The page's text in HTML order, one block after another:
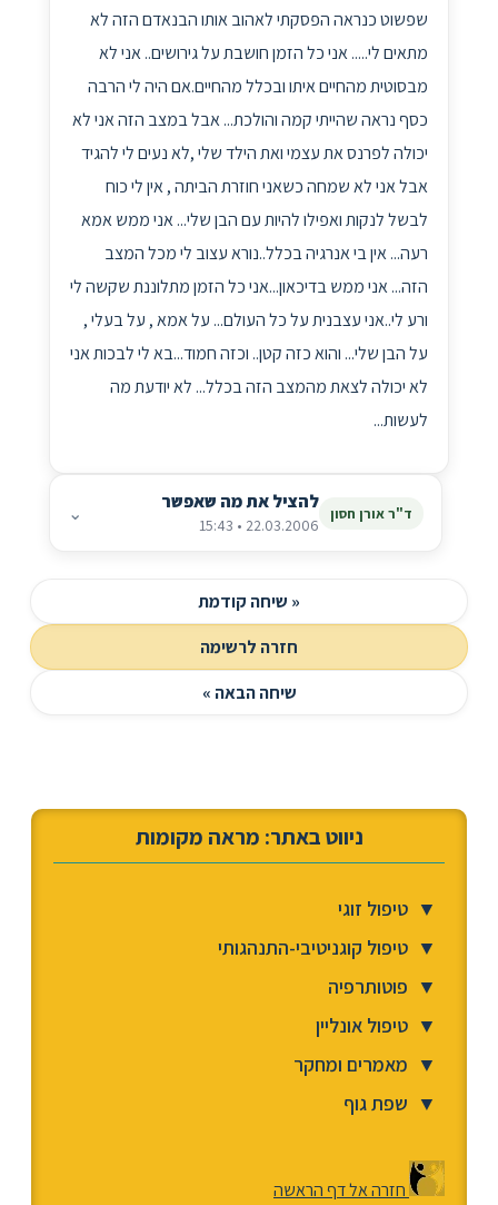
שפשוט כנראה הפסקתי לאהוב אותו הבנאדם הזה לא
מתאים לי..... אני כל הזמן חושבת על גירושים.. אני לא
מבסוטית מהחיים איתו ובכלל מהחיים.אם היה לי הרבה
כסף נראה שהייתי קמה והולכת... אבל במצב הזה אני לא
יכולה לפרנס את עצמי ואת הילד שלי ,לא נעים לי להגיד
אבל אני לא שמחה כשאני חוזרת הביתה , אין לי כוח
לבשל לנקות ואפילו להיות עם הבן שלי... אני ממש אמא
רעה... אין בי אנרגיה בכלל..נורא עצוב לי מכל המצב
הזה... אני ממש בדיכאון...אני כל הזמן מתלוננת שקשה לי
ורע לי..אני עצבנית על כל העולם... על אמא , על בעלי ,
על הבן שלי... והוא כזה קטן.. וכזה חמוד...בא לי לבכות אני
לא יכולה לצאת מהמצב הזה בכלל... לא יודעת מה
לעשות...
ד"ר אורן חסון להציל את מה שאפשר
22.03.2006 • 15:43
⌄
« שיחה קודמת
חזרה לרשימה
שיחה הבאה »
ניווט באתר: מראה מקומות
▼ טיפול זוגי
▼ טיפול קוגניטיבי-התנהגותי
▼ פוטותרפיה
▼ טיפול אונליין
▼ מאמרים ומחקר
▼ שפת גוף
חזרה אל דף הראשה